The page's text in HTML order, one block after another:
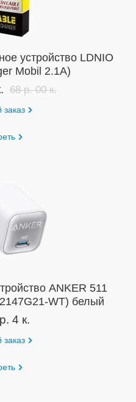
устройство LDNIO
Mobil 2.1A)
68 р. 00 к.
ANKER 511
WT) белый
4 к.